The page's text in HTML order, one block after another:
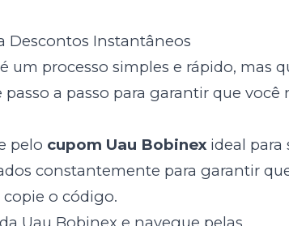
Descontos Instantâneos
processo simples e rápido, mas
a passo para garantir que você
pelo cupom Uau Bobinex ideal para
constantemente para garantir
o código.